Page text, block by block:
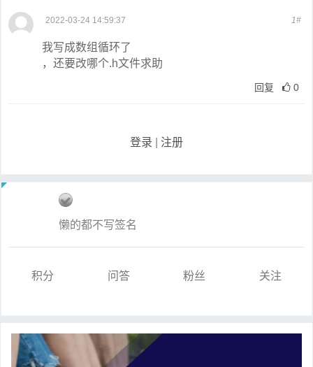
2022-03-24 14:59:37 1#
我写成数组循环了
，还要改哪个.h文件求助
回复 0
登录 注册
懒的都不写签名
积分 问答 粉丝 关注